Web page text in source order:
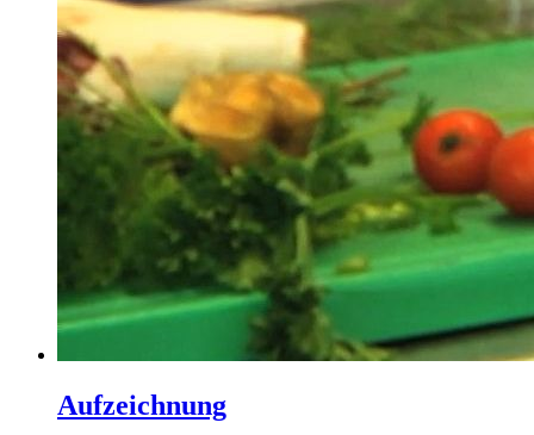
Aufzeichnung